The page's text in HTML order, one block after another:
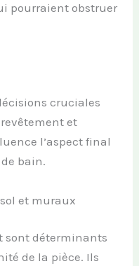
pourraient obstruer
cruciales
et
l’aspect final
bain.
et muraux
sont déterminants
de la pièce. Ils